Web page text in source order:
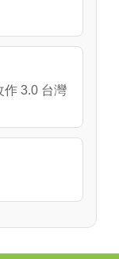
作 3.0 台灣